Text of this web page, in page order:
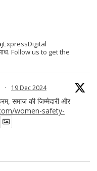
Follow us to get the
· 19 Dec 2024
समाज की जिम्मेदारी और
women-safety-